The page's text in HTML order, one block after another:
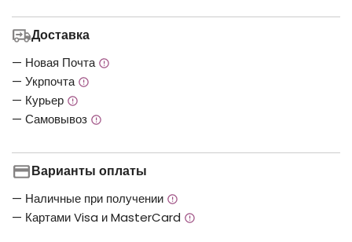
0.00
з
5
Доставка
— Новая Почта
— Укрпочта
— Курьер
— Самовывоз
Варианты оплаты
— Наличные при получении
— Картами Visa и MasterCard